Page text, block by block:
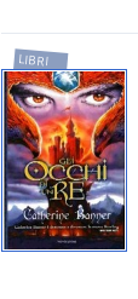
LIBRI